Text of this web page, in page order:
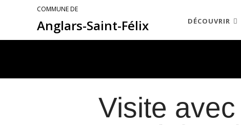
COMMUNE DE
Anglars-Saint-Félix DÉCOUVRIR
Visite